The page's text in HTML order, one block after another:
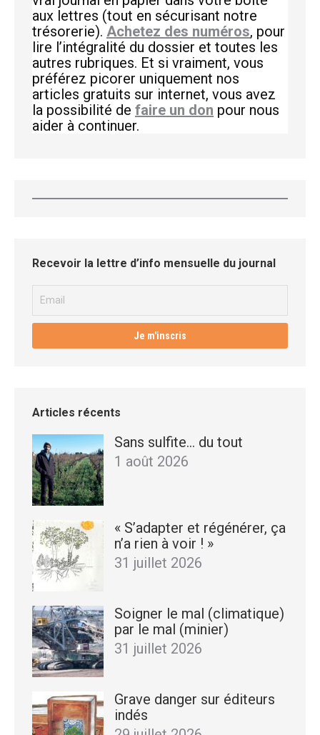
aux lettres (tout en sécurisant notre
trésorerie). Achetez des numéros, pour
lire l’intégralité du dossier et toutes les
autres rubriques. Et si vraiment, vous
préférez picorer uniquement nos
articles gratuits sur internet, vous avez
la possibilité de faire un don pour nous
aider à continuer.
Recevoir la lettre d’info mensuelle du journal
Articles récents
Sans sulfite… du tout
1 août 2026
« S’adapter et régénérer, ça
n’a rien à voir ! »
31 juillet 2026
Soigner le mal (climatique)
par le mal (minier)
31 juillet 2026
Grave danger sur éditeurs
indés